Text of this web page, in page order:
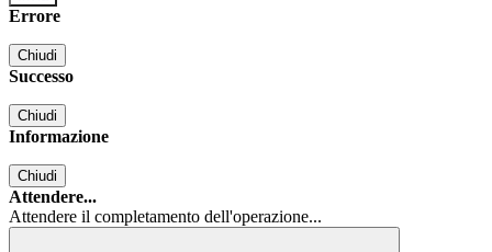
Errore
Chiudi
Successo
Chiudi
Informazione
Chiudi
Attendere...
Attendere il completamento dell'operazione...